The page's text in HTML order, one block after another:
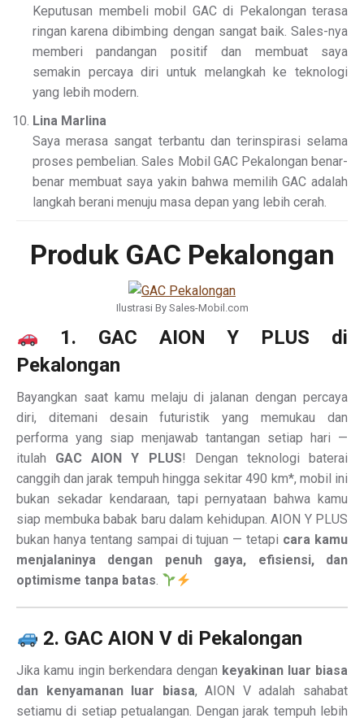
Keputusan membeli mobil GAC di Pekalongan terasa
ringan karena dibimbing dengan sangat baik. Sales-nya
memberi pandangan positif dan membuat saya
semakin percaya diri untuk melangkah ke teknologi
yang lebih modern.
Lina Marlina
Saya merasa sangat terbantu dan terinspirasi selama
proses pembelian. Sales Mobil GAC Pekalongan benar-
benar membuat saya yakin bahwa memilih GAC adalah
langkah berani menuju masa depan yang lebih cerah.
Produk GAC Pekalongan
Ilustrasi By Sales-Mobil.com
1. GAC AION Y PLUS di
Pekalongan
Bayangkan saat kamu melaju di jalanan dengan percaya
diri, ditemani desain futuristik yang memukau dan
performa yang siap menjawab tantangan setiap hari —
itulah GAC AION Y PLUS! Dengan teknologi baterai
canggih dan jarak tempuh hingga sekitar 490 km*, mobil ini
bukan sekadar kendaraan, tapi pernyataan bahwa kamu
siap membuka babak baru dalam kehidupan. AION Y PLUS
bukan hanya tentang sampai di tujuan — tetapi cara kamu
menjalaninya dengan penuh gaya, efisiensi, dan
optimisme tanpa batas.
2. GAC AION V di Pekalongan
Jika kamu ingin berkendara dengan keyakinan luar biasa
dan kenyamanan luar biasa, AION V adalah sahabat
setiamu di setiap petualangan. Dengan jarak tempuh lebih